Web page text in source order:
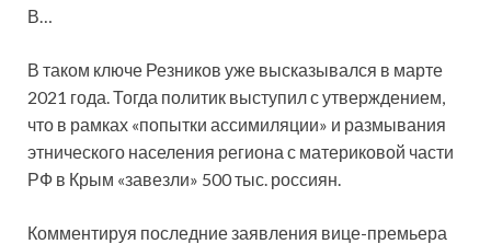
В…
В таком ключе Резников уже высказывался в марте
2021 года. Тогда политик выступил с утверждением,
что в рамках «попытки ассимиляции» и размывания
этнического населения региона с материковой части
РФ в Крым «завезли» 500 тыс. россиян.
Комментируя последние заявления вице-премьера